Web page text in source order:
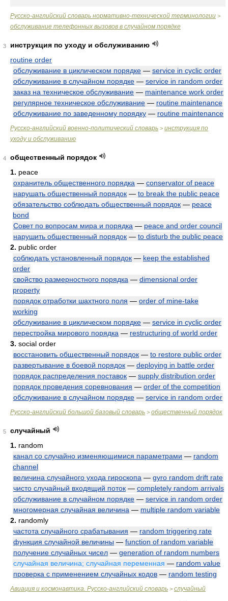
Русско-английский словарь нормативно-технической терминологии >
обслуживание телефонных вызовов в случайном порядке
3
инструкция по уходу и обслуживанию
routine order
обслуживание в циклическом порядке — service in cyclic order
обслуживание в случайном порядке — service in random order
заказ на техническое обслуживание — maintenance work order
регулярное техническое обслуживание — routine maintenance
обслуживание по заведенному порядку — routine maintenance
Русско-английский военно-политический словарь > инструкция по
уходу и обслуживанию
4
общественный порядок
1. peace
охранитель общественного порядка — conservator of peace
нарушать общественный порядок — to break the public peace
обязательство соблюдать общественный порядок — peace
bond
Совет по вопросам мира и порядка — peace and order council
нарушить общественный порядок — to disturb the public peace
2. public order
соблюдать установленный порядок — keep the established
order
свойство размерностного порядка — dimensional order
property
порядок отработки шахтного поля — order of mine-take
working
обслуживание в циклическом порядке — service in cyclic order
перестройка мирового порядка — restructuring of world order
3. social order
восстановить общественный порядок — to restore public order
развертывание в боевой порядок — deploying in battle order
порядок распределения поставок — supply distribution order
порядок проведения соревнования — order of the competition
обслуживание в случайном порядке — service in random order
Русско-английский большой базовый словарь > общественный порядок
5
случайный
1. random
канал со случайно изменяющимися параметрами — random
channel
величина случайного ухода гироскопа — gyro random drift rate
чисто случайный входящий поток — completely random arrivals
обслуживание в случайном порядке — service in random order
многомерная случайная величина — multiple random variable
2. randomly
частота случайного срабатывания — random triggering rate
функция случайной величины — function of random variable
получение случайных чисел — generation of random numbers
случайная величина; случайная переменная — random value
проверка с применением случайных кодов — random testing
Авиация и космонавтика. Русско-английский словарь > случайный